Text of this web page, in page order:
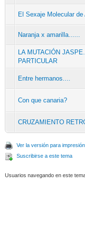
El Sexaje Molecular
Naranja x amarilla......
LA MUTACIÓN
PARTICULAR
Entre hermanos....
Con que canaria?
CRUZAMIENTO
Ver la versión para impresión
Suscribirse a este tema
Usuarios navegando en este